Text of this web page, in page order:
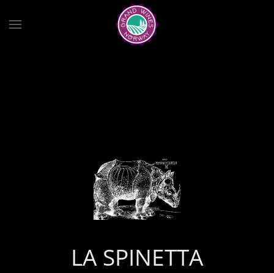
Skip to main content
LA SPINETTA